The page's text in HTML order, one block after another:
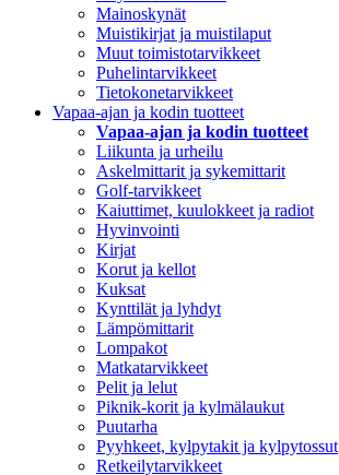
Mainoskynät
Muistikirjat ja muistilaput
Muut toimistotarvikkeet
Puhelintarvikkeet
Tietokonetarvikkeet
Vapaa-ajan ja kodin tuotteet
Vapaa-ajan ja kodin tuotteet
Liikunta ja urheilu
Askelmittarit ja sykemittarit
Golf-tarvikkeet
Kaiuttimet, kuulokkeet ja radiot
Hyvinvointi
Kirjat
Korut ja kellot
Kuksat
Kynttilät ja lyhdyt
Lämpömittarit
Lompakot
Matkatarvikkeet
Pelit ja lelut
Piknik-korit ja kylmälaukut
Puutarha
Pyyhkeet, kylpytakit ja kylpytossut
Retkeilytarvikkeet